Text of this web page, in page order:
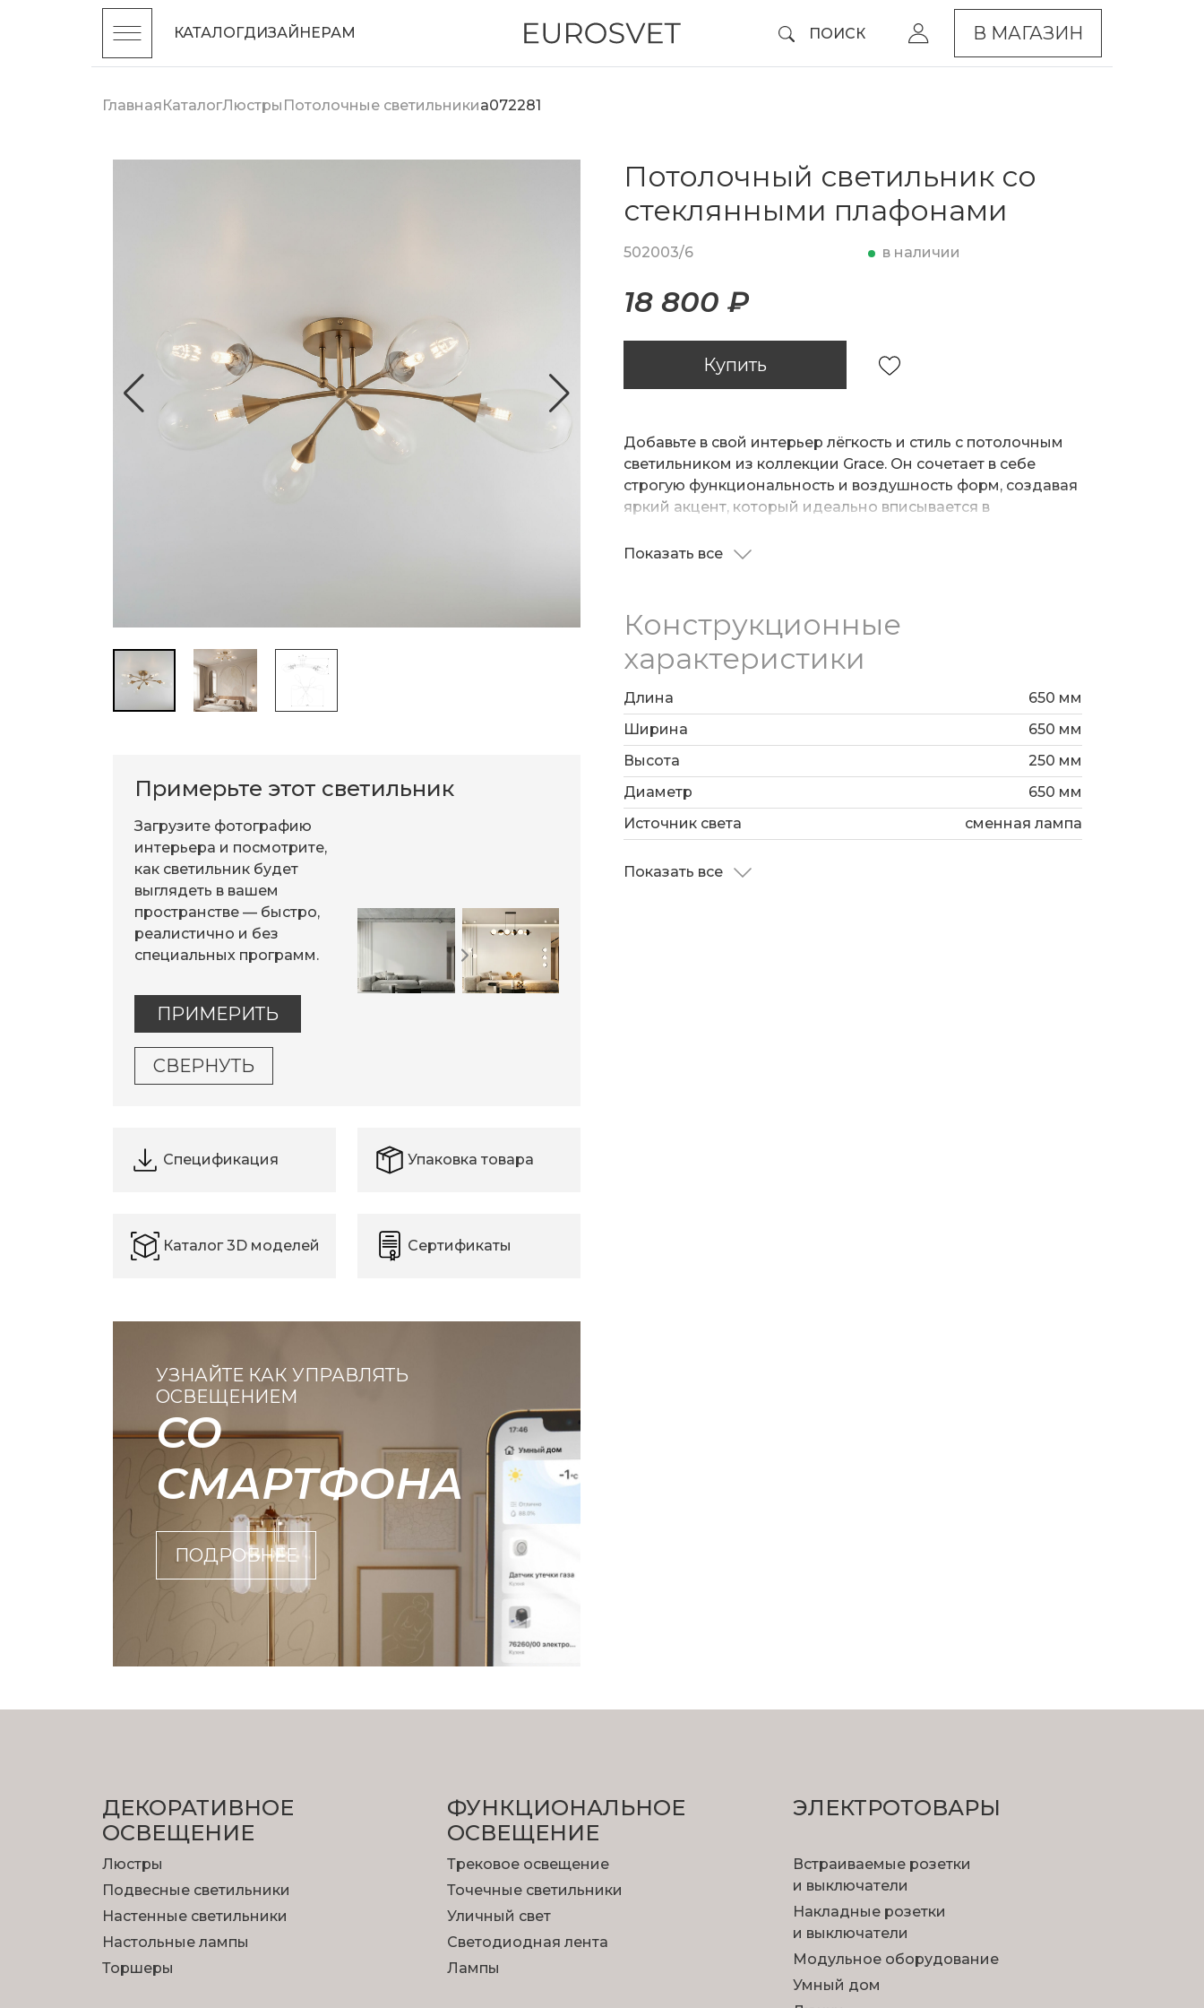
КАТАЛОГДИЗАЙНЕРАМ ПОИСК В МАГАЗИН
ГлавнаяКаталогЛюстры Потолочные светильникиa072281
Примерьте этот светильник
Загрузите фотографию
интерьера и посмотрите,
как светильник будет
выглядеть в вашем
пространстве — быстро,
реалистично и без
специальных программ.
ПРИМЕРИТЬ
СВЕРНУТЬ
Спецификация Упаковка товара
Каталог 3D моделей Сертификаты
УЗНАЙТЕ КАК УПРАВЛЯТЬ
ОСВЕЩЕНИЕМ
СО
СМАРТФОНА
ПОДРОБНЕЕ
Потолочный светильник со
стеклянными плафонами
502003/6 в наличии
18 800 ₽
Купить
Добавьте в свой интерьер лёгкость и стиль с потолочным
светильником из коллекции Grace. Он сочетает в себе
строгую функциональность и воздушность форм, создавая
яркий акцент, который идеально вписывается в
плавные очертания делают эту модель универсальной: она
В потолочном светильнике Grace используются сменные
Показать все
Конструкционные
характеристики
Длина
650 мм
Ширина
650 мм
Высота
250 мм
Диаметр
650 мм
Источник света
сменная лампа
Показать все
ДЕКОРАТИВНОЕ
ОСВЕЩЕНИЕ
Люстры
Подвесные светильники
Настенные светильники
Настольные лампы
Торшеры
ФУНКЦИОНА­ЛЬНОЕ
ОСВЕЩЕНИЕ
Трековое освещение
Точечные светильники
Уличный свет
Светодиодная лента
Лампы
ЭЛЕКТРОТОВАРЫ
Встраиваемые розетки
и выключатели
Накладные розетки
и выключатели
Модульное оборудование
Умный дом